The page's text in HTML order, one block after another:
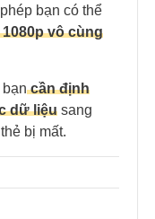
bạn có thể
vô cùng
cần định
dữ liệu sang
bị mất.